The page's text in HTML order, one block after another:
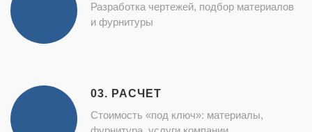
Разработка чертежей, подбор материалов
и фурнитуры
03. РАСЧЕТ
Стоимость «под ключ»: материалы,